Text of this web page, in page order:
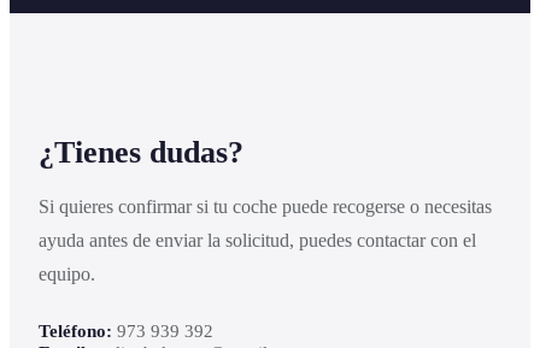
¿Tienes dudas?
Si quieres confirmar si tu coche puede recogerse o necesitas
ayuda antes de enviar la solicitud, puedes contactar con el
equipo.
Teléfono: 973 939 392